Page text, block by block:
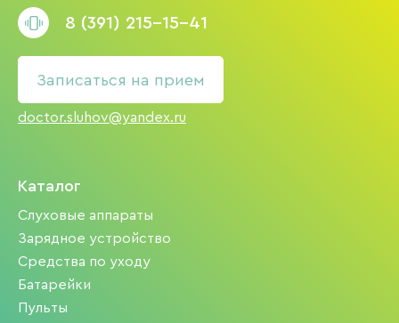
8 (391) 215-15-41
Записаться на прием
doctor.sluhov@yandex.ru
Каталог
Слуховые аппараты
Зарядное устройство
Средства по уходу
Батарейки
Пульты